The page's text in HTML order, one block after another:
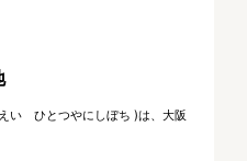
い ひとつやにしぼち )は、大阪